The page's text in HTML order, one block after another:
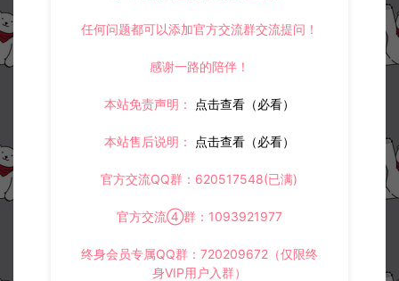
全帧明文素材
合集
任何问题都可以添加官方交流群交流提问！
感谢一路的陪伴！
本站免责声明： 点击查看（必看）
本站售后说明： 点击查看（必看）
官方交流QQ群：620517548(已满)
官方交流④群：1093921977
终身会员专属QQ群：720209672（仅限终
身VIP用户入群）